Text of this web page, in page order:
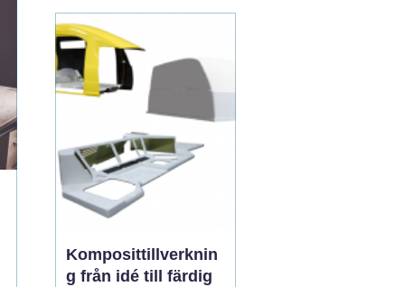
letar efter lediga
lägenheter Falkenberg,
finns det ett flertal
möjligheter att utforska.
Komposittillverknin
g från idé till färdig